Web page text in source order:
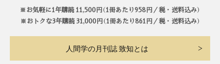
※お気軽に1年購読 11,500円（1冊あたり958円／税・送料込み）
※おトクな3年購読 31,000円（1冊あたり861円／税・送料込み）
人間学の月刊誌 致知とは